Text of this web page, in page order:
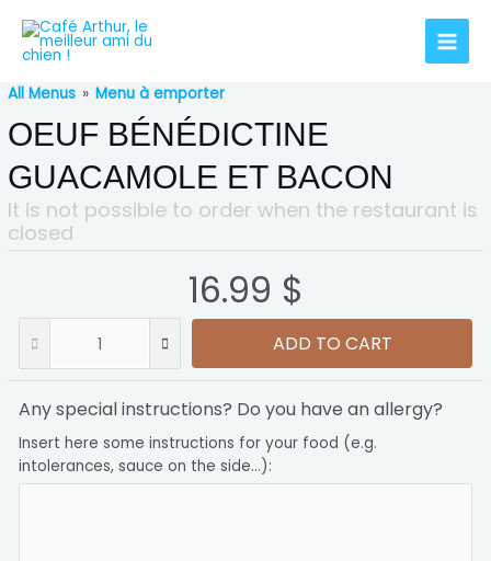
All Menus » Menu à emporter
OEUF BÉNÉDICTINE
GUACAMOLE ET BACON
It is not possible to order when the restaurant is
closed
16.99 $
ADD TO CART
Any special instructions? Do you have an allergy?
Insert here some instructions for your food (e.g.
intolerances, sauce on the side...):